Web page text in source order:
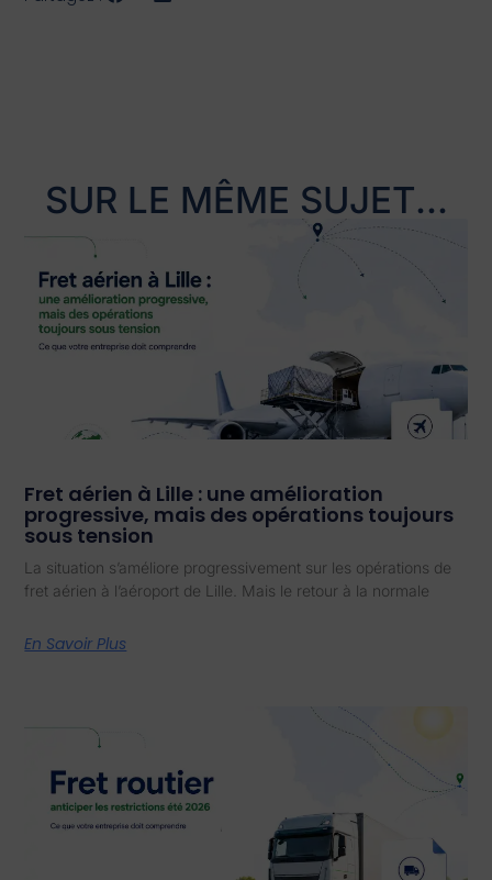
SUR LE MÊME SUJET...
Fret aérien à Lille : une amélioration
progressive, mais des opérations toujours
sous tension
La situation s’améliore progressivement sur les opérations de
fret aérien à l’aéroport de Lille. Mais le retour à la normale
En Savoir Plus